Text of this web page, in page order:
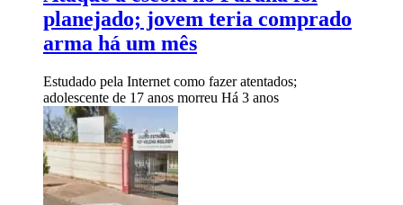
planejado; jovem teria comprado
arma há um mês
Estudado pela Internet como fazer atentados;
adolescente de 17 anos morreu Há 3 anos